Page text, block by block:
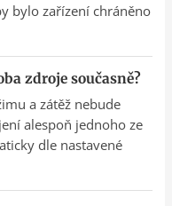
bylo zařízení chráněno
zdroje současně?
a zátěž nebude
alespoň jednoho ze
dle nastavené